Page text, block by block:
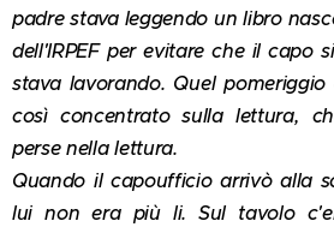
padre stava leggendo un libro
dell'IRPEF per evitare che il capo
stava lavorando. Quel
così concentrato sulla lettura,
perse nella lettura.
Quando il capoufficio arrivò alla
lui non era più li. Sul tavolo